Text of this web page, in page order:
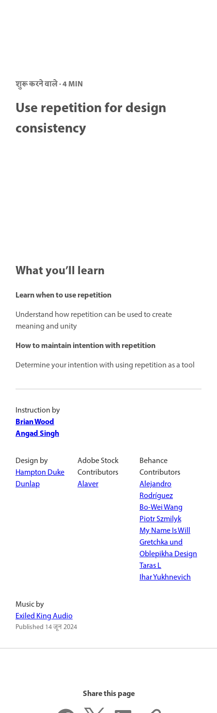
शुरू करने वाले · 4 MIN
Use repetition for design
consistency
What you’ll learn
Learn when to use repetition
Understand how repetition can be used to create
meaning and unity
How to maintain intention with repetition
Determine your intention with using repetition as a tool
Instruction by
Brian Wood
Angad Singh
Design by
Hampton Duke
Dunlap
Adobe Stock
Contributors
Alaver
Behance
Contributors
Alejandro
Rodríguez
Bo-Wei Wang
Piotr Szmilyk
My Name Is Will
Gretchka und
Oblepikha Design
Taras L
Ihar Yukhnevich
Music by
Exiled King Audio
Published 14 जून 2024
Share this page